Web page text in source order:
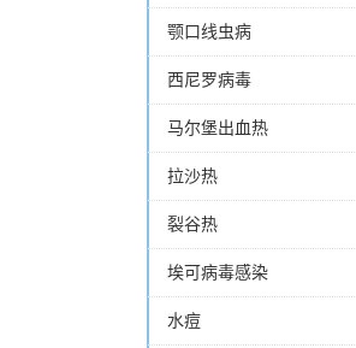
颚口线虫病
西尼罗病毒
马尔堡出血热
拉沙热
裂谷热
埃可病毒感染
水痘